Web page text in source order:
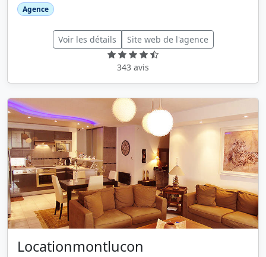
Agence
Voir les détails Site web de l'agence
343 avis
Locationmontlucon